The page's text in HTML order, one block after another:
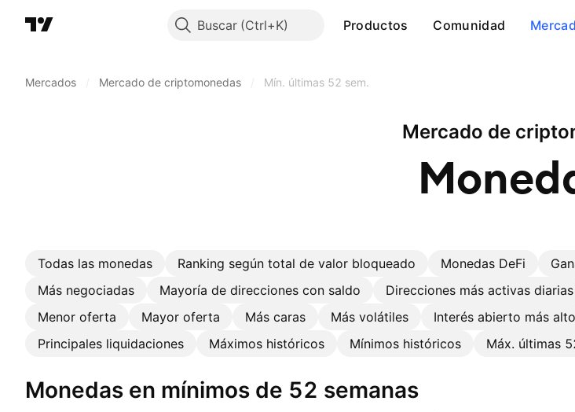
Buscar Productos Comunidad
Mercados Mercado de criptomonedas Mín. últimas 52 sem.
Mercado de
Todas las monedas Ranking según total de valor bloqueado Monedas DeFi
Más negociadas
Mayoría de direcciones con saldo Direcciones más activas diarias
Menor oferta
Mayor oferta Más caras Más volátiles Interés abierto más alto
Principales liquidaciones
Máximos históricos Mínimos históricos Máx. últimas
Monedas en mínimos de 52 semanas